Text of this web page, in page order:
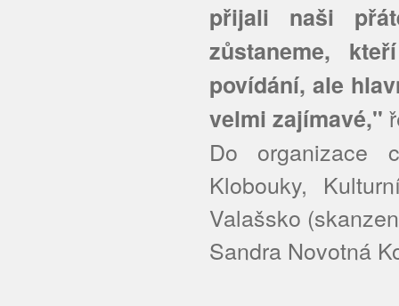
přijali naši
zůstaneme,
povídání, ale
velmi zajímavé,"
Do organizace
Klobouky,
Valašsko
Sandra Novotná